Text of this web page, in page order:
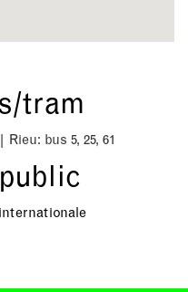
tram
bus 5, 25, 61